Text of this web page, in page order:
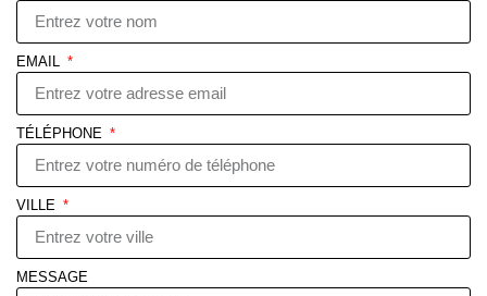
EMAIL
TÉLÉPHONE
VILLE
MESSAGE